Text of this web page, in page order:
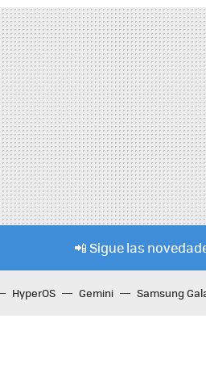
📲 Sigue las
HyperOS Gemini Samsung